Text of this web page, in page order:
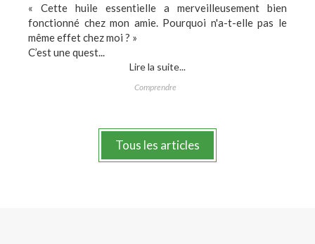
« Cette huile essentielle a merveilleusement bien
fonctionné chez mon amie. Pourquoi n'a-t-elle pas le
même effet chez moi ? »
C’est une quest...
Lire la suite...
Comprendre
Tous les articles